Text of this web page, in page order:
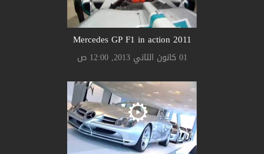
2011 Mercedes GP F1 in action
01 كانون الثاني 2013, 12:00 ص